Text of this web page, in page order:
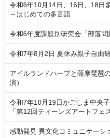
令和6年10月14日、16日、18日
～はじめての多言語
令和6年度課題別研究会「部落問
令和7年8月2日 夏休み親子自由
アイルランドハープと薩摩琵琶
演）
令和7年10月19日かごしま中央
「第12回ティーンズアートフェ
感動発見 異文化コミュニケー